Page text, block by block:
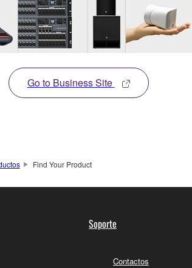
Go to Business Site
Find Your Product
Soporte
Contactos